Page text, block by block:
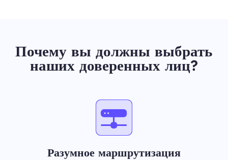
Почему вы должны выбрать
наших доверенных лиц?
Разумное маршрутизация